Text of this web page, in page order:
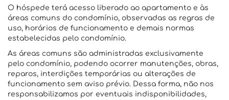
O hóspede terá acesso liberado ao apartamento e às
áreas comuns do condomínio, observadas as regras de
uso, horários de funcionamento e demais normas
estabelecidas pelo condomínio.
As áreas comuns são administradas exclusivamente
pelo condomínio, podendo ocorrer manutenções, obras,
reparos, interdições temporárias ou alterações de
funcionamento sem aviso prévio. Dessa forma, não nos
responsabilizamos por eventuais indisponibilidades,